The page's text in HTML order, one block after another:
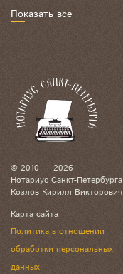
Показать все
© 2010 — 2026
Нотариус Санкт-Петербурга
Козлов Кирилл Викторович
Карта сайта
Политика в отношении
обработки персональных
данных